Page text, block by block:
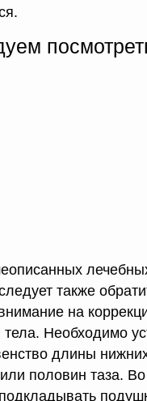
также
на
Необходимо
длины
или половин таза.